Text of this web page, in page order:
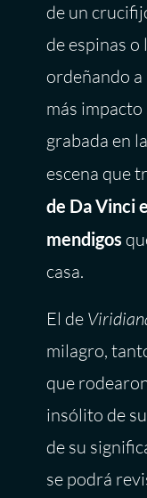
de un
de espinas o
ordeñando a
más
grabada en
escena que
de Da Vinci
mendigos
casa.
El de
milagro,
que
insólito de
de su
se podrá